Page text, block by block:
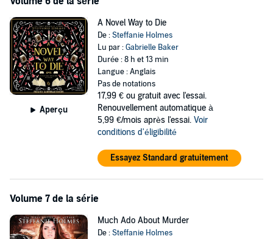
Aperçu
A Novel Way to Die
De :Steffanie Holmes
Lu par :Gabrielle Baker
Durée : 8 h et 13 min
Langue : Anglais
Pas de notations
17,99 € ou gratuit avec l'essai.
Renouvellement automatique à
5,99 €/mois après l'essai. Voir
conditions d'éligibilité
Essayez Standard gratuitement
Volume 7 de la série
Much Ado About Murder
De :Steffanie Holmes